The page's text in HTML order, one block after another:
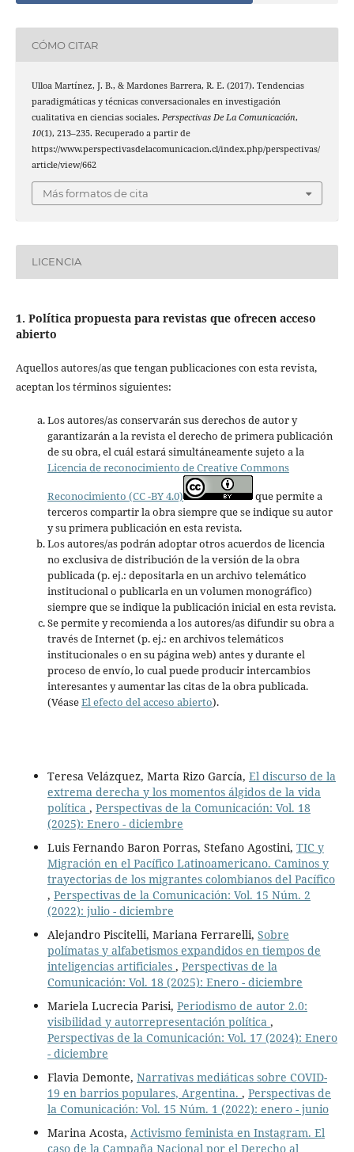
CÓMO CITAR
Ulloa Martínez, J. B., & Mardones Barrera, R. E. (2017). Tendencias
paradigmáticas y técnicas conversacionales en investigación
cualitativa en ciencias sociales. Perspectivas De La Comunicación,
10(1), 213–235. Recuperado a partir de
https://www.perspectivasdelacomunicacion.cl/index.php/perspectivas/
article/view/662
Más formatos de cita
LICENCIA
1. Política propuesta para revistas que ofrecen acceso
abierto
Aquellos autores/as que tengan publicaciones con esta revista,
aceptan los términos siguientes:
Los autores/as conservarán sus derechos de autor y
garantizarán a la revista el derecho de primera publicación
de su obra, el cuál estará simultáneamente sujeto a la
Licencia de reconocimiento de Creative Commons
Reconocimiento (CC -BY 4.0)
que permite a
terceros compartir la obra siempre que se indique su autor
y su primera publicación en esta revista.
Los autores/as podrán adoptar otros acuerdos de licencia
no exclusiva de distribución de la versión de la obra
publicada (p. ej.: depositarla en un archivo telemático
institucional o publicarla en un volumen monográfico)
siempre que se indique la publicación inicial en esta revista.
Se permite y recomienda a los autores/as difundir su obra a
través de Internet (p. ej.: en archivos telemáticos
institucionales o en su página web) antes y durante el
proceso de envío, lo cual puede producir intercambios
interesantes y aumentar las citas de la obra publicada.
(VéaseEl efecto del acceso abierto).
Teresa Velázquez, Marta Rizo García, El discurso de la
extrema derecha y los momentos álgidos de la vida
política , Perspectivas de la Comunicación: Vol. 18
(2025): Enero - diciembre
Luis Fernando Baron Porras, Stefano Agostini, TIC y
Migración en el Pacífico Latinoamericano. Caminos y
trayectorias de los migrantes colombianos del Pacífico
, Perspectivas de la Comunicación: Vol. 15 Núm. 2
(2022): julio - diciembre
Alejandro Piscitelli, Mariana Ferrarelli, Sobre
polímatas y alfabetismos expandidos en tiempos de
inteligencias artificiales , Perspectivas de la
Comunicación: Vol. 18 (2025): Enero - diciembre
Mariela Lucrecia Parisi, Periodismo de autor 2.0:
visibilidad y autorrepresentación política ,
Perspectivas de la Comunicación: Vol. 17 (2024): Enero
- diciembre
Flavia Demonte, Narrativas mediáticas sobre COVID-
19 en barrios populares, Argentina. , Perspectivas de
la Comunicación: Vol. 15 Núm. 1 (2022): enero - junio
Marina Acosta, Activismo feminista en Instagram. El
caso de la Campaña Nacional por el Derecho al